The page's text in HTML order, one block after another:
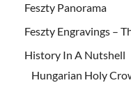
Feszty Panorama
Feszty Engravings –
History In A Nutshell
Hungarian Holy